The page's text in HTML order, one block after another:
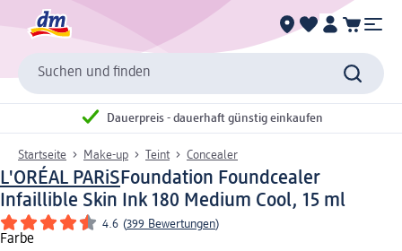
Suchen und finden
Dauerpreis - dauerhaft günstig einkaufen
Startseite Make-up Teint Concealer
L'ORÉAL PARiSFoundation Foundcealer
Infaillible Skin Ink 180 Medium Cool, 15 ml
4.6 (399 Bewertungen)
Farbe